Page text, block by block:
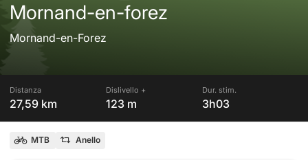
Mornand-en-forez
Mornand-en-Forez
Distanza
27,59 km
Dislivello +
123 m
Dur. stim.
3h03
MTB Anello